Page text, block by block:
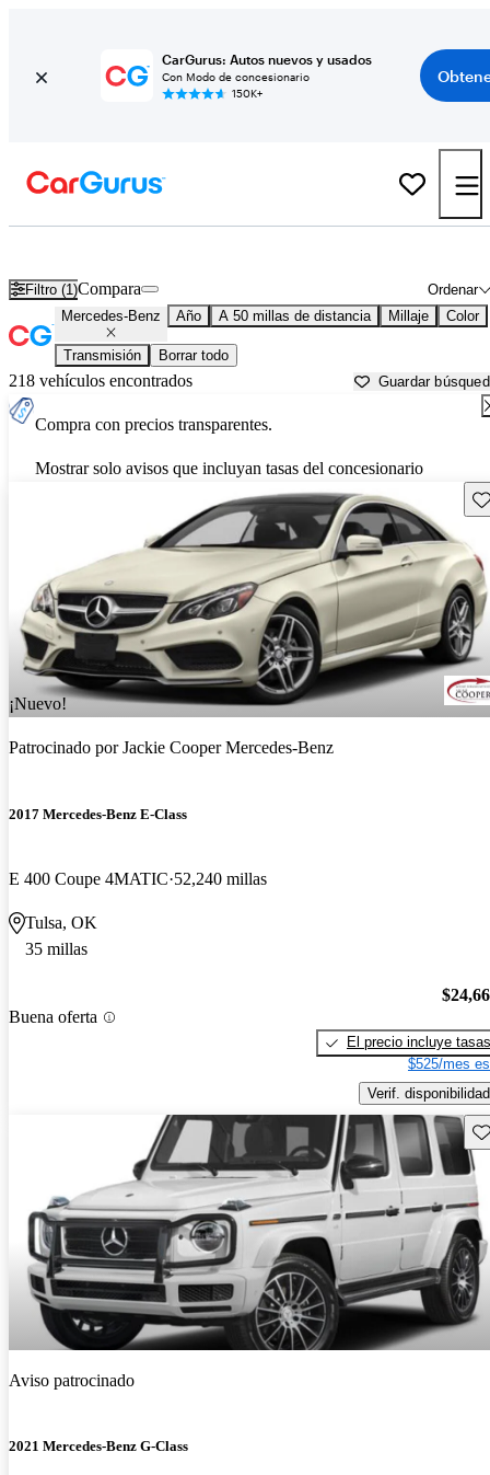
CarGurus: Autos nuevos y usados
Con Modo de concesionario
150K+
Filtro (1) Ordenar
Compara
Mercedes-Benz Año A 50 millas de distancia Millaje Color
Transmisión Borrar todo
218 vehículos encontrados Guardar
Compra con precios transparentes.
Mostrar solo avisos que incluyan tasas del concesionario
¡Nuevo!
Patrocinado porJackie Cooper Mercedes-Benz
2017 Mercedes-Benz E-Class
E 400 Coupe 4MATIC 52,240 millas
Tulsa, OK
35 millas
Buena oferta
El precio incluye tasas
$525/mes
Verif. disponibilidad
Aviso patrocinado
2021 Mercedes-Benz G-Class